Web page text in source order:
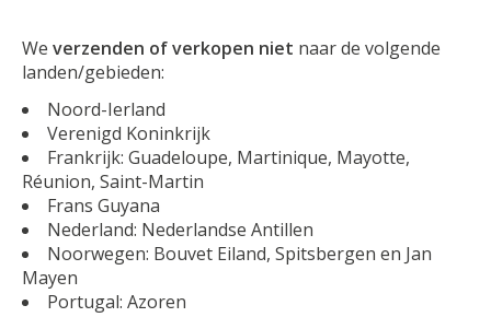
We verzenden of verkopen niet naar de volgende
landen/gebieden:
Noord-Ierland
Verenigd Koninkrijk
Frankrijk: Guadeloupe, Martinique, Mayotte,
Réunion, Saint-Martin
Frans Guyana
Nederland: Nederlandse Antillen
Noorwegen: Bouvet Eiland, Spitsbergen en Jan
Mayen
Portugal: Azoren